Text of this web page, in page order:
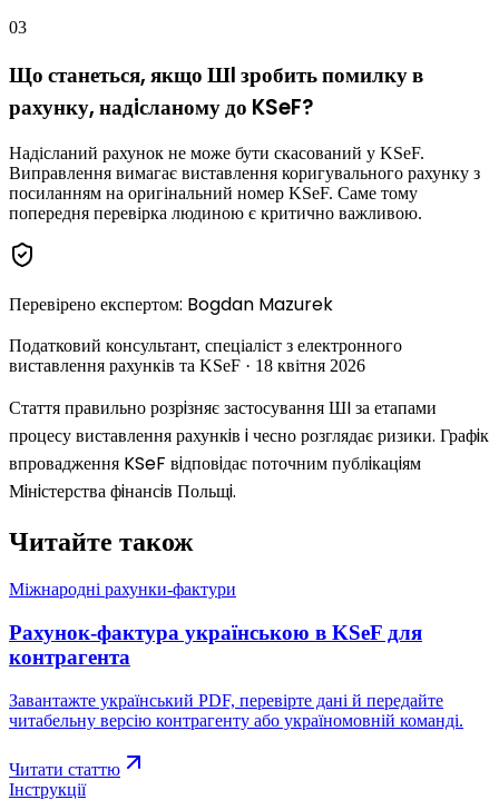
03
Що станеться, якщо ШI зробить помилку в
рахунку, надiсланому до KSeF?
Надiсланий рахунок не може бути скасований у KSeF.
Виправлення вимагає виставлення коригувального рахунку з
посиланням на оригiнальний номер KSeF. Саме тому
попередня перевiрка людиною є критично важливою.
Перевірено експертом: Bogdan Mazurek
Податковий консультант, спецiалiст з електронного
виставлення рахункiв та KSeF · 18 квiтня 2026
Стаття правильно розрiзняє застосування ШI за етапами
процесу виставлення рахункiв i чесно розглядає ризики. Графiк
впровадження KSeF вiдповiдає поточним публiкацiям
Мiнiстерства фiнансiв Польщi.
Читайте також
Міжнародні рахунки-фактури
Рахунок-фактура українською в KSeF для
контрагента
Завантажте український PDF, перевірте дані й передайте
читабельну версію контрагенту або україномовній команді.
Читати статтю
Інструкції